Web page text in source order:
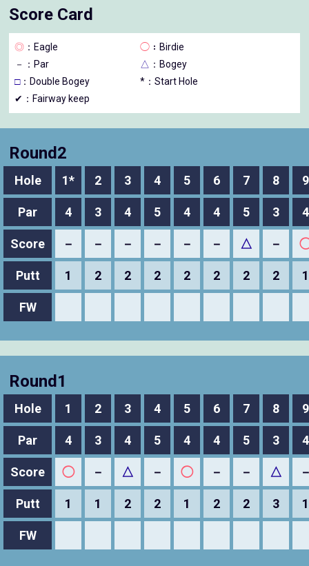
Score Card
◎ ：Eagle ◯ ：Birdie
－
：Par △ ：Bogey
□：Double Bogey
*：Start Hole
✔：Fairway keep
Round2
Hole 1* 2 3 4 5 6 7 8 9
Par 4 3 4 5 4 4 5 3 4
Score － － － － － － △ －
Putt 1 2 2 2 2 2 2 2 1
FW
Round1
Hole 1 2 3 4 5 6 7 8 9
Par 4 3 4 5 4 4 5 3 4
Score ◯ － △ － ◯ － － △
Putt 1 1 2 2 1 2 2 3 1
FW